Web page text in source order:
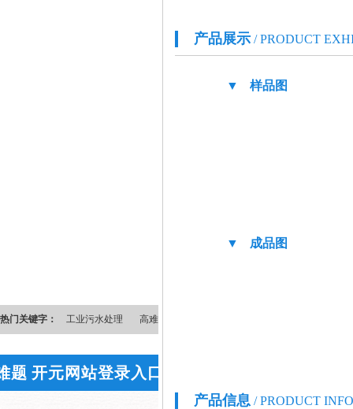
热门关键字： 工业污水处理 高难度污水处理
题 开元网站登录入口环保来帮您
产品展示 / PRODUCT
▼ 样品图
▼ 成品图
产品信息 / PRODUCT